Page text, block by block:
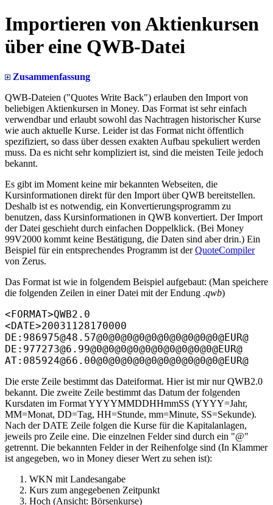
Importieren von Aktienkursen
über eine QWB-Datei
Zusammenfassung
QWB-Dateien ("Quotes Write Back") erlauben den Import von
beliebigen Aktienkursen in Money. Das Format ist sehr einfach
verwendbar und erlaubt sowohl das Nachtragen historischer Kurse
wie auch aktuelle Kurse. Leider ist das Format nicht öffentlich
spezifiziert, so dass über dessen exakten Aufbau spekuliert werden
muss. Da es nicht sehr kompliziert ist, sind die meisten Teile jedoch
bekannt.
Es gibt im Moment keine mir bekannten Webseiten, die
Kursinformationen direkt für den Import über QWB bereitstellen.
Deshalb ist es notwendig, ein Konvertierungsprogramm zu
benutzen, dass Kursinformationen in QWB konvertiert. Der Import
der Datei geschieht durch einfachen Doppelklick. (Bei Money
99V2000 kommt keine Bestätigung, die Daten sind aber drin.) Ein
Beispiel für ein entsprechendes Programm ist derQuoteCompiler
von Zerus.
Das Format ist wie in folgendem Beispiel aufgebaut: (Man speichere
die folgenden Zeilen in einer Datei mit der Endung .qwb)
<FORMAT>QWB2.0
<DATE>20031128170000
DE:986975@48.57@0@0@0@0@0@0@0@0@0@0@EUR@
DE:977273@6.99@0@0@0@0@0@0@0@0@0@0@EUR@
Die erste Zeile bestimmt das Dateiformat. Hier ist mir nur QWB2.0
bekannt. Die zweite Zeile bestimmt das Datum der folgenden
Kursdaten im Format YYYYMMDDHHmmSS (YYYY=Jahr,
MM=Monat, DD=Tag, HH=Stunde, mm=Minute, SS=Sekunde).
Nach der DATE Zeile folgen die Kurse für die Kapitalanlagen,
jeweils pro Zeile eine. Die einzelnen Felder sind durch ein "@"
getrennt. Die bekannten Felder in der Reihenfolge sind (In Klammer
ist angegeben, wo in Money dieser Wert zu sehen ist):
WKN mit Landesangabe
Kurs zum angegebenen Zeitpunkt
Hoch (Ansicht: Börsenkurse)